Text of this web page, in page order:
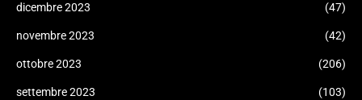
dicembre 2023 (47)
novembre 2023 (42)
ottobre 2023 (206)
settembre 2023 (103)